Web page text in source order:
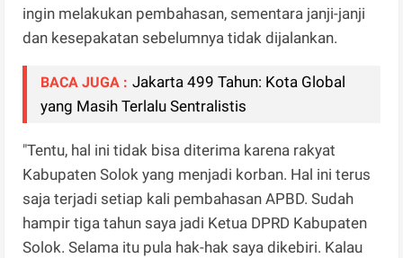
ingin melakukan pembahasan, sementara janji-janji
dan kesepakatan sebelumnya tidak dijalankan.
BACA JUGA : Jakarta 499 Tahun: Kota Global
yang Masih Terlalu Sentralistis
"Tentu, hal ini tidak bisa diterima karena rakyat
Kabupaten Solok yang menjadi korban. Hal ini terus
saja terjadi setiap kali pembahasan APBD. Sudah
hampir tiga tahun saya jadi Ketua DPRD Kabupaten
Solok. Selama itu pula hak-hak saya dikebiri. Kalau